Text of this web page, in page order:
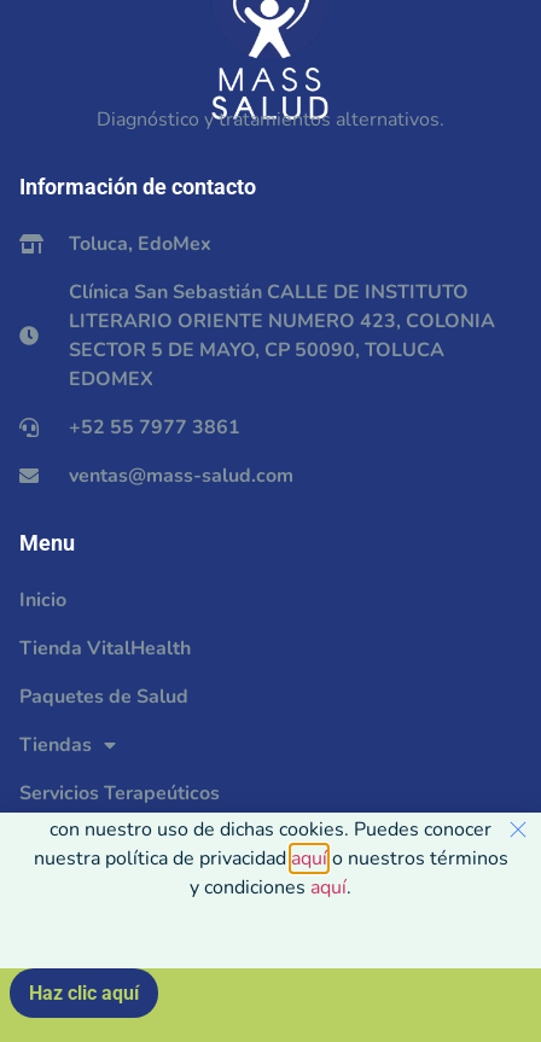
Diagnóstico y tratamientos alternativos.
Información de contacto
Toluca, EdoMex
Clínica San Sebastián CALLE DE INSTITUTO
LITERARIO ORIENTE NUMERO 423, COLONIA
SECTOR 5 DE MAYO, CP 50090, TOLUCA
EDOMEX
+52 55 7977 3861
ventas@mass-salud.com
Menu
Inicio
Tienda VitalHealth
Paquetes de Salud
Tiendas
Servicios Terapeúticos
Consejos Prácticos
interactúas con ella. Al aceptarlas, estás de acuerdo
con nuestro uso de dichas cookies. Puedes conocer
nuestra política de privacidad aquío nuestros términos
y condiciones aquí.
Haz clic aquí